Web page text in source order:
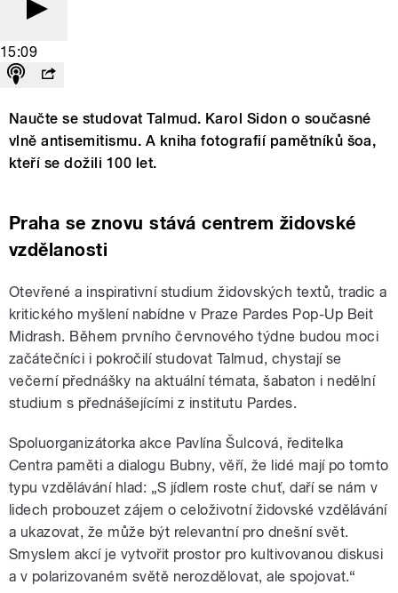
15:09
Naučte se studovat Talmud. Karol Sidon o současné
vlně antisemitismu. A kniha fotografií pamětníků šoa,
kteří se dožili 100 let.
Praha se znovu stává centrem židovské
vzdělanosti
Otevřené a inspirativní studium židovských textů, tradic a
kritického myšlení nabídne v Praze Pardes Pop-Up Beit
Midrash. Během prvního červnového týdne budou moci
začátečníci i pokročilí studovat Talmud, chystají se
večerní přednášky na aktuální témata, šabaton i nedělní
studium s přednášejícími z institutu Pardes.
Spoluorganizátorka akce Pavlína Šulcová, ředitelka
Centra paměti a dialogu Bubny, věří, že lidé mají po tomto
typu vzdělávání hlad: „S jídlem roste chuť, daří se nám v
lidech probouzet zájem o celoživotní židovské vzdělávání
a ukazovat, že může být relevantní pro dnešní svět.
Smyslem akcí je vytvořit prostor pro kultivovanou diskusi
a v polarizovaném světě nerozdělovat, ale spojovat.“